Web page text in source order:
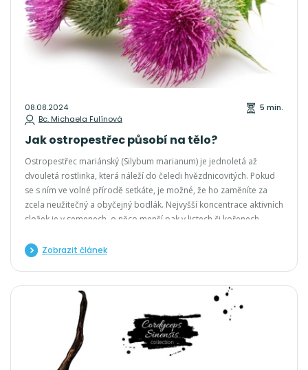
08.08.2024
Bc. Michaela Fulínová
5 min.
Jak ostropestřec působí na tělo?
Ostropestřec mariánský (Silybum marianum) je jednoletá až
dvouletá rostlinka, která náleží do čeledi hvězdnicovitých. Pokud
se s ním ve volné přírodě setkáte, je možné, že ho zaměníte za
zcela neužitečný a obyčejný bodlák. Nejvyšší koncentrace aktivních
složek je v semenech, o něco menší pak v listech či kořenech.
Zobrazit článek